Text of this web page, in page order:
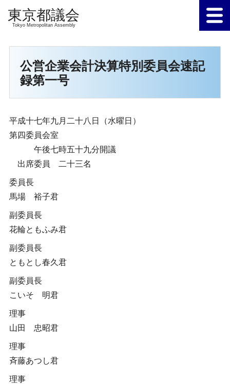
Tokyo Metropolitan Assembly
公営企業会計決算特別委員会速記
録第一号
平成十七年九月二十八日（水曜日）
第四委員会室
午後七時五十九分開議
出席委員 二十三名
委員長
馬場 裕子君
副委員長
花輪ともふみ君
副委員長
ともとし春久君
副委員長
こいそ 明君
理事
山田 忠昭君
理事
斉藤あつし君
理事